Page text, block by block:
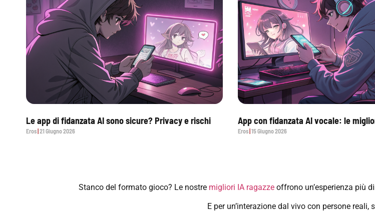
Le app di fidanzata AI sono sicure? Privacy e rischi
Eros 21 Giugno 2026
App con fidanzata AI vocale: le
Eros 15 Giugno 2026
Stanco del formato gioco? Le nostre migliori IA ragazzeoffrono un’esperienza più
E per un’interazione dal vivo con persone reali,